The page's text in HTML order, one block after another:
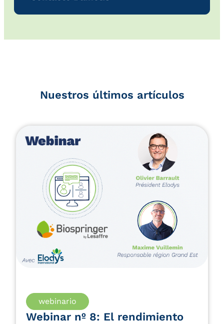
Nuestros últimos artículos
Leer el artículo
webinario
Webinar nº 8: El rendimiento